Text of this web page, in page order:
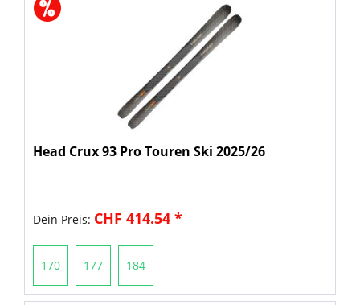
Head Crux 93 Pro Touren Ski 2025/26
Dein Preis: CHF 414.54 *
170 177 184